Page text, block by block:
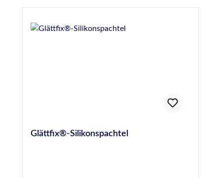
83413info@otto-chemie.dewww.otto-
Glättfix®-Silikonspachtel